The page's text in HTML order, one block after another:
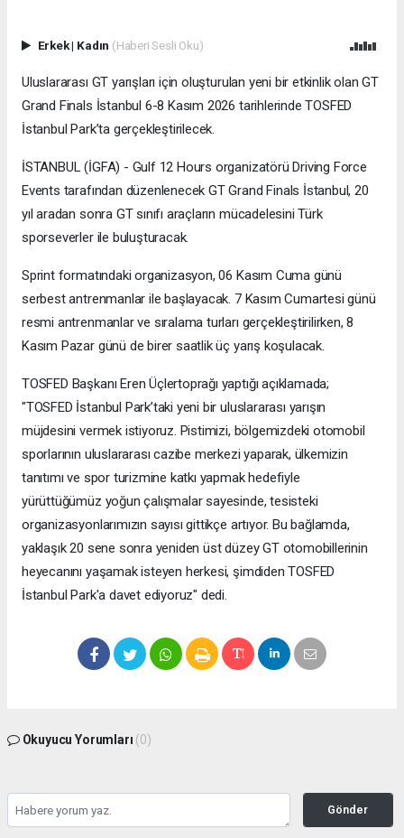
Erkek| Kadın (Haberi Sesli Oku)
Uluslararası GT yarışları için oluşturulan yeni bir etkinlik olan GT
Grand Finals İstanbul 6-8 Kasım 2026 tarihlerinde TOSFED
İstanbul Park’ta gerçekleştirilecek.
İSTANBUL (İGFA) - Gulf 12 Hours organizatörü Driving Force
Events tarafından düzenlenecek GT Grand Finals İstanbul, 20
yıl aradan sonra GT sınıfı araçların mücadelesini Türk
sporseverler ile buluşturacak.
Sprint formatındaki organizasyon, 06 Kasım Cuma günü
serbest antrenmanlar ile başlayacak. 7 Kasım Cumartesi günü
resmi antrenmanlar ve sıralama turları gerçekleştirilirken, 8
Kasım Pazar günü de birer saatlik üç yarış koşulacak.
TOSFED Başkanı Eren Üçlertoprağı yaptığı açıklamada;
"TOSFED İstanbul Park’taki yeni bir uluslararası yarışın
müjdesini vermek istiyoruz. Pistimizi, bölgemizdeki otomobil
sporlarının uluslararası cazibe merkezi yaparak, ülkemizin
tanıtımı ve spor turizmine katkı yapmak hedefiyle
yürüttüğümüz yoğun çalışmalar sayesinde, tesisteki
organizasyonlarımızın sayısı gittikçe artıyor. Bu bağlamda,
yaklaşık 20 sene sonra yeniden üst düzey GT otomobillerinin
heyecanını yaşamak isteyen herkesi, şimdiden TOSFED
İstanbul Park'a davet ediyoruz" dedi.
Okuyucu Yorumları (0)
Gönder